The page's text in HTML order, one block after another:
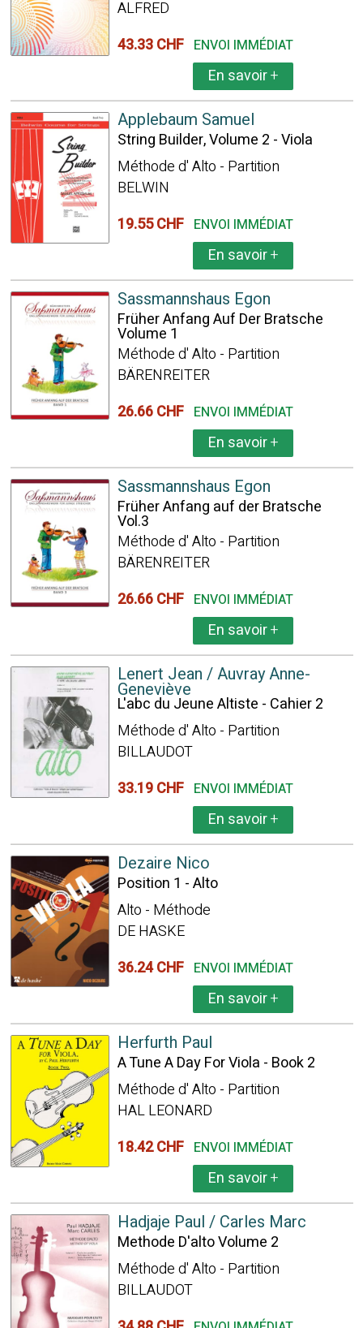
ALFRED
43.33 CHF ENVOI IMMÉDIAT
En savoir+
Applebaum Samuel
String Builder, Volume 2 - Viola
Méthode d' Alto - Partition
BELWIN
19.55 CHF ENVOI IMMÉDIAT
En savoir+
Sassmannshaus Egon
Früher Anfang Auf Der Bratsche
Volume 1
Méthode d' Alto - Partition
BÄRENREITER
26.66 CHF ENVOI IMMÉDIAT
En savoir+
Sassmannshaus Egon
Früher Anfang auf der Bratsche
Vol.3
Méthode d' Alto - Partition
BÄRENREITER
26.66 CHF ENVOI IMMÉDIAT
En savoir+
Lenert Jean / Auvray Anne-
Geneviève
L'abc du Jeune Altiste - Cahier 2
Méthode d' Alto - Partition
BILLAUDOT
33.19 CHF ENVOI IMMÉDIAT
En savoir+
Dezaire Nico
Position 1 - Alto
Alto - Méthode
DE HASKE
36.24 CHF ENVOI IMMÉDIAT
En savoir+
Herfurth Paul
A Tune A Day For Viola - Book 2
Méthode d' Alto - Partition
HAL LEONARD
18.42 CHF ENVOI IMMÉDIAT
En savoir+
Hadjaje Paul / Carles Marc
Methode D'alto Volume 2
Méthode d' Alto - Partition
BILLAUDOT